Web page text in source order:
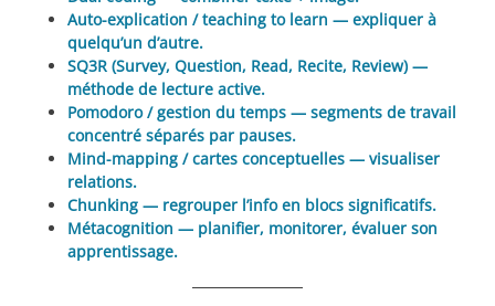
Auto-explication / teaching to learn — expliquer à
quelqu’un d’autre.
SQ3R (Survey, Question, Read, Recite, Review) —
méthode de lecture active.
Pomodoro / gestion du temps — segments de travail
concentré séparés par pauses.
Mind-mapping / cartes conceptuelles — visualiser
relations.
Chunking — regrouper l’info en blocs significatifs.
Métacognition — planifier, monitorer, évaluer son
apprentissage.